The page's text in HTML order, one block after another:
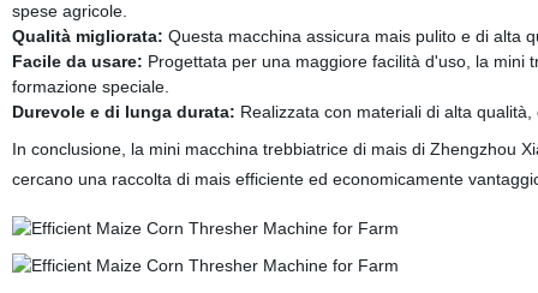
spese agricole.
Qualità migliorata: Questa macchina assicura mais pulito e di alta
Facile da usare: Progettata per una maggiore facilità d'uso, la mini
formazione speciale.
Durevole e di lunga durata: Realizzata con materiali di alta
In conclusione, la mini macchina trebbiatrice di mais di Zhengzhou
cercano una raccolta di mais efficiente ed economicamente